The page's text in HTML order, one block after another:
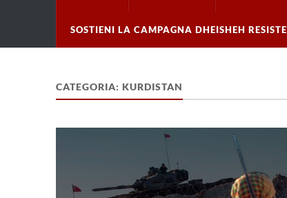
SOSTIENI LA CAMPAGNA DHEISHEH RESISTE
CATEGORIA: KURDISTAN